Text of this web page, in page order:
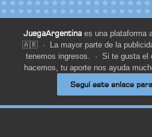
JuegaArgentinaes una plataforma
🇦🇷 · La mayor parte de la
tenemos ingresos. · Si te gusta el
hacemos, tu aporte nos ayuda
Seguí este enlace